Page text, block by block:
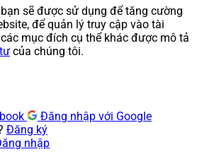
sẽ được sử dụng để tăng cường
để quản lý truy cập vào tài
mục đích cụ thể khác được mô tả
của chúng tôi.
Đăng nhập với Google
Đăng ký
nhập